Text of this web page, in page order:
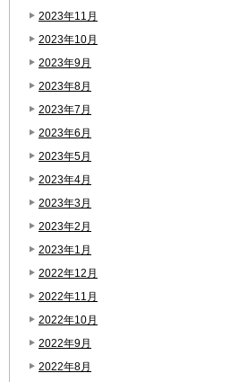
2023年11月
2023年10月
2023年9月
2023年8月
2023年7月
2023年6月
2023年5月
2023年4月
2023年3月
2023年2月
2023年1月
2022年12月
2022年11月
2022年10月
2022年9月
2022年8月